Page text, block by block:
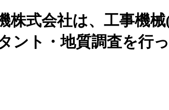
株式会社は、工事機
ント・地質調査を行っ